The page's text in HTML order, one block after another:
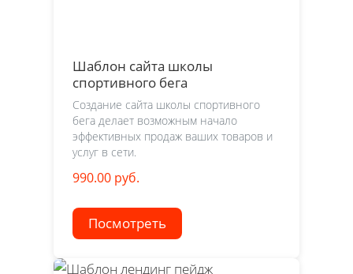
Шаблон сайта школы
спортивного бега
Создание сайта школы спортивного
бега делает возможным начало
эффективных продаж ваших товаров и
услуг в сети.
990.00 руб.
Посмотреть